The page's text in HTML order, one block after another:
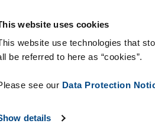
website uses cookies
website use technologies that
be referred to here as “cookies”.
see our Data Protection
details
Oborová řešení Technologie &